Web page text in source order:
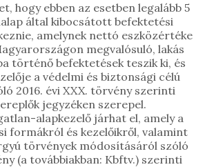
hogy ebben az esetben legalább 5
által kibocsátott befektetési
amelynek nettó eszközértéke
megvalósuló, lakás
történő befektetések teszik ki, és
a védelmi és biztonsági célú
2016. évi XXX. törvény szerinti
jegyzéken szerepel.
alapkezelő járhat el, amely a
formákról és kezelőikről, valamint
törvények módosításáról szóló
(a továbbiakban: Kbftv.) szerinti